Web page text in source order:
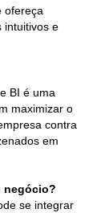
ofereça
intuitivos e
BI é uma
maximizar o
contra
em
negócio?
se integrar